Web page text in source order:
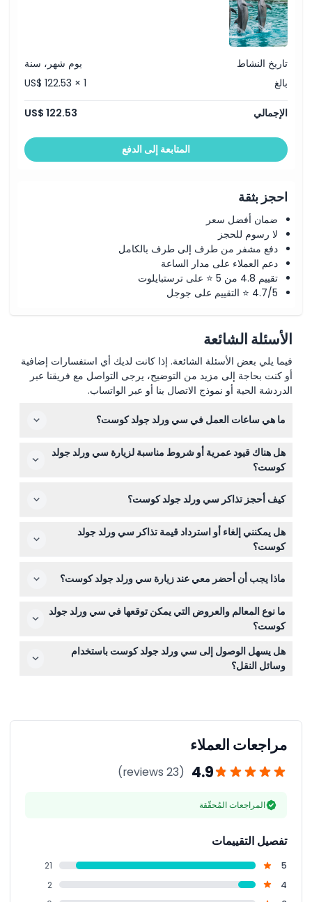
تاريخ النشاط
يوم شهر، سنة
بالغ
US$ 122.53 × 1
الإجمالي US$ 122.53
المتابعة إلى الدفع
احجز بثقة
ضمان أفضل سعر
لا رسوم للحجز
دفع مشفر من طرف إلى طرف بالكامل
دعم العملاء على مدار الساعة
تقييم 4.8 من 5 ⭐ على ترستبايلوت
4.7/5 ⭐ التقييم على جوجل
الأسئلة الشائعة
فيما يلي بعض الأسئلة الشائعة. إذا كانت لديك أي استفسارات إضافية
أو كنت بحاجة إلى مزيد من التوضيح، يرجى التواصل مع فريقنا عبر
الدردشة الحية أو نموذج الاتصال بنا أو عبر الواتساب.
ما هي ساعات العمل في سي ورلد جولد كوست؟
سي ورلد جولد كوست يفتح يومياً من الساعة 10:00 صباحاً حتى
5:00 مساءً، لكنه مغلق في يوم أنزاك (25 أبريل) ويوم عيد
الحجز).
هل هناك قيود عمرية أو شروط مناسبة لزيارة سي ورلد جولد
كوست؟
جميع الأطفال تحت 14 سنة برفقة شخص بالغ. الحديقة غير
لديهم مشاكل قلبية، أو للأطفال الصغار جداً.
كيف أحجز تذاكر سي ورلد جولد كوست؟
يمكنك حجز تذاكر سي ورلد جولد كوست بسهولة عبر الإنترنت
هنا على هذا الموقع. فقط اختر التاريخ ونوع التذكرة المفضل
لديك للتحقق من التوفر وإتمام الحجز.
هل يمكنني إلغاء أو استرداد قيمة تذاكر سي ورلد جولد
كوست؟
إلغاؤها، لذا تأكد من خطة زيارتك قبل الحجز. يجب أيضاً استخدام
ماذا يجب أن أحضر معي عند زيارة سي ورلد جولد كوست؟
احضر الضروريات مثل واقي الشمس، وأحذية مريحة للمشي،
وتأكيد الحجز الخاص بك. كما يجب عليك إحضار جواز سفر أو
هوية الأطفال تحت سن 3 سنوات للتحقق من الدخول المجاني.
ما نوع المعالم والعروض التي يمكن توقعها في سي ورلد جولد
كوست؟
ستستمتع بالألعاب المثيرة مثل جيت ريسكيو وستورم كوستر،
وستستكشف نيكلوديون لاند، وتشاهد عروض الحيوانات البحرية
الجذابة التي تشمل الدلافين، وأسود البحر، والبطاريق، والدببة
هل يسهل الوصول إلى سي ورلد جولد كوست باستخدام
وسائل النقل؟
مراجعات العملاء
4.9
(23 reviews)
المراجعات المُحقّقة
تفصيل التقييمات
5
21
4
2